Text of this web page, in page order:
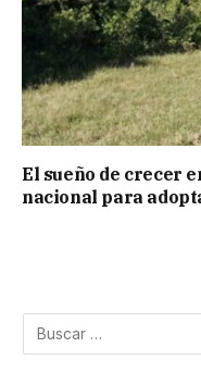
El sueño de crecer
nacional para